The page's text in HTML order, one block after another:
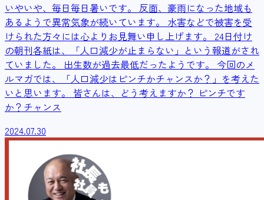
いやいや、毎日毎日暑いです。 反面、豪雨になった地域も
あるようで異常気象が続いています。 水害などで被害を受
けられた方々には心よりお見舞い申し上げます。 24日付け
の朝刊各紙は、「人口減少が止まらない」という報道がされ
ていました。 出生数が過去最低だったようです。 今回のメ
ルマガでは、「人口減少はピンチかチャンスか？」を考えた
いと思います。 皆さんは、どう考えますか？ ピンチです
か？チャンス
2024.07.30